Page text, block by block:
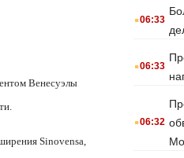
Венесуэлы
Sinovensa,
.06:33
.06:33
.06:32